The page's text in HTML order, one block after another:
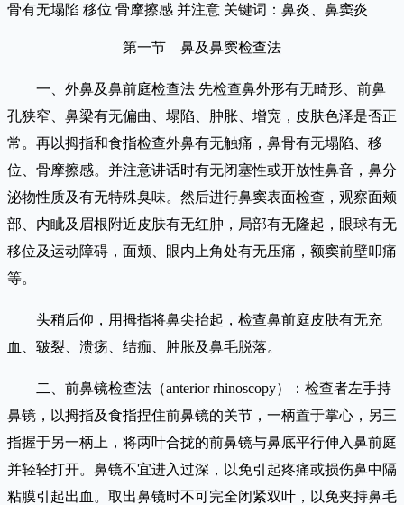
骨有无塌陷 移位 骨摩擦感 并注意 关键词：鼻炎、鼻窦炎
第一节 鼻及鼻窦检查法
一、外鼻及鼻前庭检查法 先检查鼻外形有无畸形、前鼻
孔狭窄、鼻梁有无偏曲、塌陷、肿胀、增宽，皮肤色泽是否正
常。再以拇指和食指检查外鼻有无触痛，鼻骨有无塌陷、移
位、骨摩擦感。并注意讲话时有无闭塞性或开放性鼻音，鼻分
泌物性质及有无特殊臭味。然后进行鼻窦表面检查，观察面颊
部、内眦及眉根附近皮肤有无红肿，局部有无隆起，眼球有无
移位及运动障碍，面颊、眼内上角处有无压痛，额窦前壁叩痛
等。
头稍后仰，用拇指将鼻尖抬起，检查鼻前庭皮肤有无充
血、皲裂、溃疡、结痂、肿胀及鼻毛脱落。
二、前鼻镜检查法（anterior rhinoscopy）：检查者左手持
鼻镜，以拇指及食指捏住前鼻镜的关节，一柄置于掌心，另三
指握于另一柄上，将两叶合拢的前鼻镜与鼻底平行伸入鼻前庭
并轻轻打开。鼻镜不宜进入过深，以免引起疼痛或损伤鼻中隔
粘膜引起出血。取出鼻镜时不可完全闭紧双叶，以免夹持鼻毛